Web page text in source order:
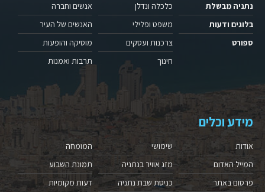
נתניה מבשלת
בלוגים ודעות
ספורט
כלכלה ונדלן
משפט ופלילי
צרכנות ועסקים
חינוך
אנשים וחברה
האנשים של העיר
מוסיקה והופעות
תרבות ואמנות
מידע וכלים
אודות
המייל האדום
פרסום באתר
שימושי
מזג אוויר בנתניה
כניסת שבת נתניה
המומחה
תמונת השבוע
דעות מקומיות